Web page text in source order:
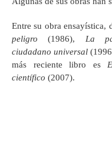
Entre su obra ensayística,
peligro (1986), La
ciudadano universal
más reciente libro es
científico (2007).